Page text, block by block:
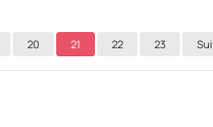
20 21 22 23